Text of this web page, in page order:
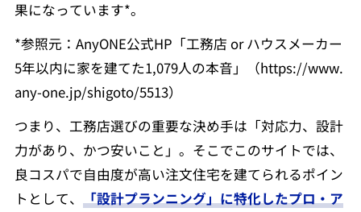
果になっています*。
*参照元：AnyONE公式HP「工務店 or ハウスメーカー
5年以内に家を建てた1,079人の本音」（https://www.
any-one.jp/shigoto/5513）
つまり、工務店選びの重要な決め手は「対応力、設計
力があり、かつ安いこと」。そこでこのサイトでは、
良コスパで自由度が高い注文住宅を建てられるポイン
トとして、 「設計プランニング」に特化したプロ・ア